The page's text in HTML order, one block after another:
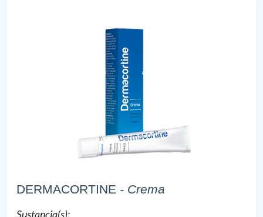
DERMACORTINE - Crema
Sustancia(s):